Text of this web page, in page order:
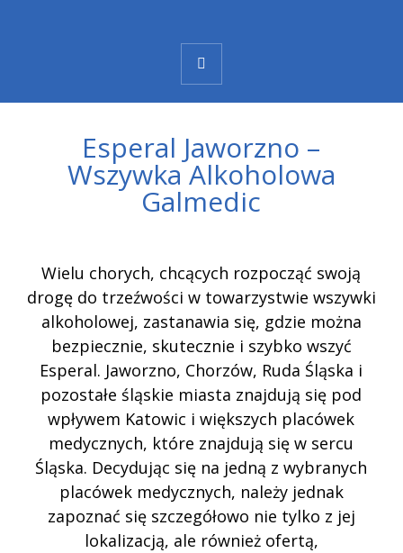
Esperal Jaworzno –
Wszywka Alkoholowa
Galmedic
Wielu chorych, chcących rozpocząć swoją
drogę do trzeźwości w towarzystwie wszywki
alkoholowej, zastanawia się, gdzie można
bezpiecznie, skutecznie i szybko wszyć
Esperal. Jaworzno, Chorzów, Ruda Śląska i
pozostałe śląskie miasta znajdują się pod
wpływem Katowic i większych placówek
medycznych, które znajdują się w sercu
Śląska. Decydując się na jedną z wybranych
placówek medycznych, należy jednak
zapoznać się szczegółowo nie tylko z jej
lokalizacją, ale również ofertą,